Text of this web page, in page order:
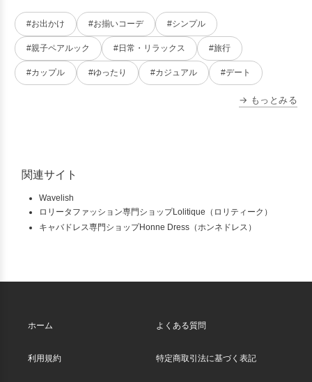
#お出かけ #お揃いコーデ #シンプル
#親子ペアルック #日常・リラックス #旅行
#カップル #ゆったり #カジュアル #デート
→ もっとみる
関連サイト
Wavelish
ロリータファッション専門ショップLolitique（ロリティーク）
キャバドレス専門ショップHonne Dress（ホンネドレス）
ホーム よくある質問
利用規約 特定商取引法に基づく表記